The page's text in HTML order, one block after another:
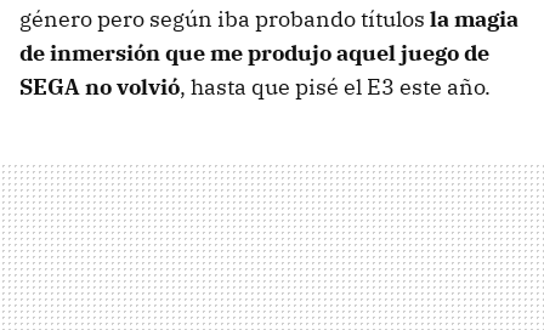
género pero según iba probando títulos la magia
de inmersión que me produjo aquel juego de
SEGA no volvió, hasta que pisé el E3 este año.